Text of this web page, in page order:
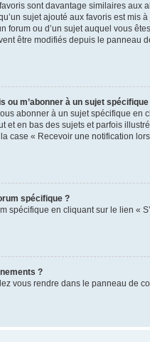
sont davantage similaires aux
sujet ajouté aux favoris est mis
forum ou d’un sujet auquel vous
être modifiés depuis le panneau
ou m’abonner à un sujet spécifique
abonner à un sujet spécifique en
et en bas des sujets et parfois
case « Recevoir une notification
spécifique ?
spécifique en cliquant sur le lien «
?
vous rendre dans le panneau de